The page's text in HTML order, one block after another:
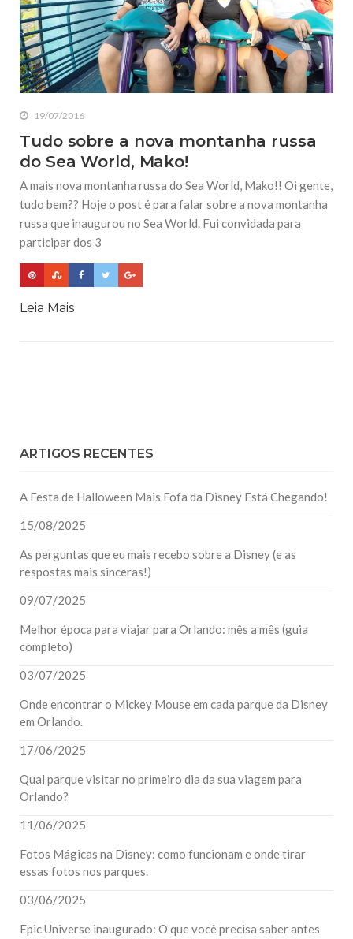
19/07/2016
Tudo sobre a nova montanha russa
do Sea World, Mako!
A mais nova montanha russa do Sea World, Mako!! Oi gente,
tudo bem?? Hoje o post é para falar sobre a nova montanha
russa que inaugurou no Sea World. Fui convidada para
participar dos 3
Leia Mais
ARTIGOS RECENTES
A Festa de Halloween Mais Fofa da Disney Está Chegando!
15/08/2025
As perguntas que eu mais recebo sobre a Disney (e as
respostas mais sinceras!)
09/07/2025
Melhor época para viajar para Orlando: mês a mês (guia
completo)
03/07/2025
Onde encontrar o Mickey Mouse em cada parque da Disney
em Orlando.
17/06/2025
Qual parque visitar no primeiro dia da sua viagem para
Orlando?
11/06/2025
Fotos Mágicas na Disney: como funcionam e onde tirar
essas fotos nos parques.
03/06/2025
Epic Universe inaugurado: O que você precisa saber antes